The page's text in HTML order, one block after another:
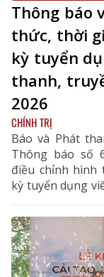
Thông báo
thức, thời
kỳ tuyển
thanh,
2026
CHÍNH TRỊ
Báo và Phát
Thông báo số
điều chỉnh
kỳ tuyển dụng